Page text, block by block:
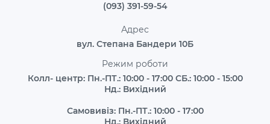
(093) 391-59-54
Адрес
вул. Степана Бандери 10Б
Режим роботи
Колл- центр: Пн.-ПТ.: 10:00 - 17:00 СБ.: 10:00 - 15:00
Нд.: Вихідний
Самовивіз: Пн.-ПТ.: 10:00 - 17:00
Нд.: Вихідний